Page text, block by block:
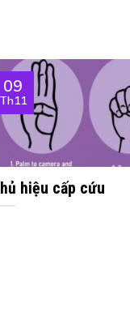
hiệu cấp cứu
09
Th11